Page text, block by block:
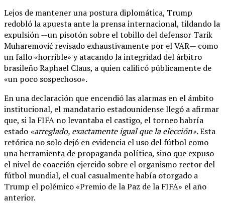
Lejos de mantener una postura diplomática, Trump
redobló la apuesta ante la prensa internacional, tildando la
expulsión —un pisotón sobre el tobillo del defensor Tarik
Muharemović revisado exhaustivamente por el VAR— como
un fallo «horrible» y atacando la integridad del árbitro
brasileño Raphael Claus, a quien calificó públicamente de
«un poco sospechoso».
En una declaración que encendió las alarmas en el ámbito
institucional, el mandatario estadounidense llegó a afirmar
que, si la FIFA no levantaba el castigo, el torneo habría
estado «arreglado, exactamente igual que la elección». Esta
retórica no solo dejó en evidencia el uso del fútbol como
una herramienta de propaganda política, sino que expuso
el nivel de coacción ejercido sobre el organismo rector del
fútbol mundial, el cual casualmente había otorgado a
Trump el polémico «Premio de la Paz de la FIFA» el año
anterior.